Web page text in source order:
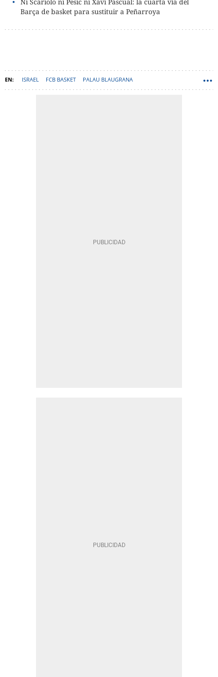
Barça de basket para sustituir a Peñarroya
ISRAEL FCB BASKET PALAU BLAUGRANA